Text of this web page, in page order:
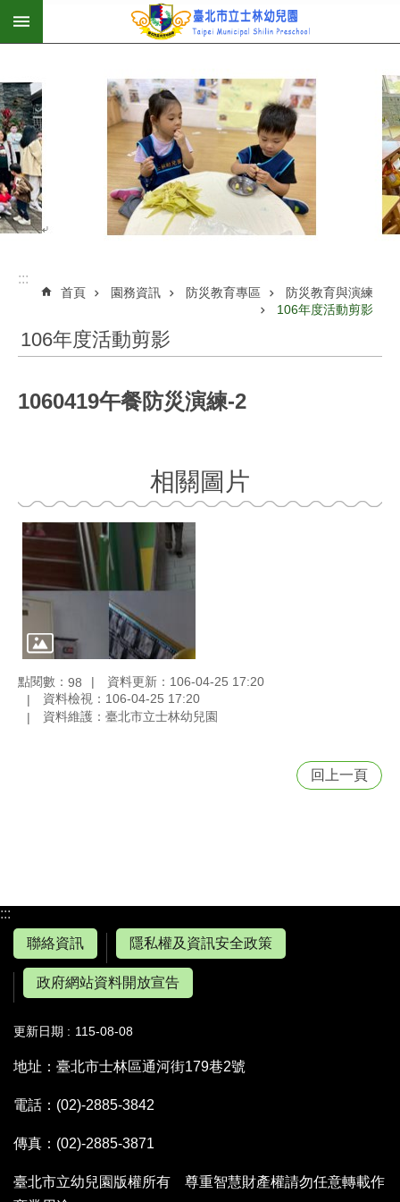
跳到主要內容區塊
:::
首頁 園務資訊 防災教育專區
防災教育與演練
106年度活動剪影
106年度活動剪影
1060419午餐防災演練-2
相關圖片
點閱數： 98
資料更新：106-04-25 17:20
資料檢視：106-04-25 17:20
資料維護：臺北市立士林幼兒園
回上一頁
:::
聯絡資訊
隱私權及資訊安全政策
政府網站資料開放宣告
更新日期 115-08-08
地址：臺北市士林區通河街179巷2號
電話：(02)-2885-3842
傳真：(02)-2885-3871
臺北市立幼兒園版權所有 尊重智慧財產權請勿任意轉載作